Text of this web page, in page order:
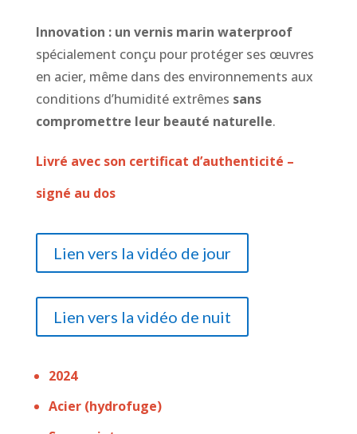
Innovation : un vernis marin waterproof
spécialement conçu pour protéger ses œuvres
en acier, même dans des environnements aux
conditions d’humidité extrêmes sans
compromettre leur beauté naturelle.
Livré avec son certificat d’authenticité –
signé au dos
Lien vers la vidéo de jour
Lien vers la vidéo de nuit
2024
Acier (hydrofuge)